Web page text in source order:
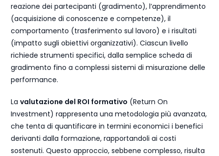
reazione dei partecipanti (gradimento), l’apprendimento
(acquisizione di conoscenze e competenze), il
comportamento (trasferimento sul lavoro) e i risultati
(impatto sugli obiettivi organizzativi). Ciascun livello
richiede strumenti specifici, dalla semplice scheda di
gradimento fino a complessi sistemi di misurazione delle
performance.
Lavalutazione del ROI formativo (Return On
Investment) rappresenta una metodologia più avanzata,
che tenta di quantificare in termini economici i benefici
derivanti dalla formazione, rapportandoli ai costi
sostenuti. Questo approccio, sebbene complesso, risulta